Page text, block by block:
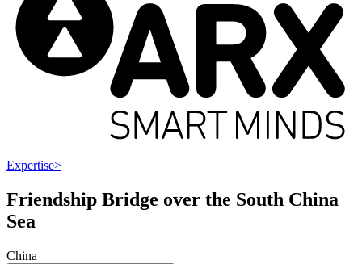
Expertise>
Friendship Bridge over the South China
Sea
China